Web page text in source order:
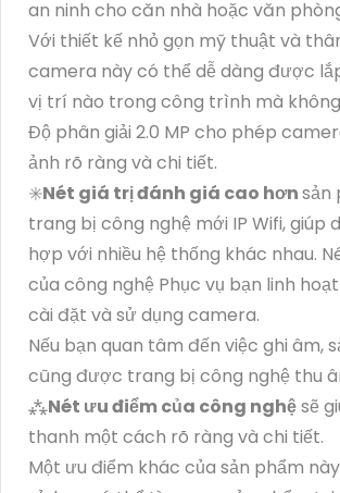
an ninh cho căn nhà hoặc văn
Với thiết kế nhỏ gọn mỹ thuật và
camera này có thể dễ dàng được
vị trí nào trong công trình mà
Độ phân giải 2.0 MP cho phép
ảnh rõ ràng và chi tiết.
✳️Nét giá trị đánh giá cao hơnsản
trang bị công nghệ mới IP Wifi, giúp
hợp với nhiều hệ thống khác nhau.
của công nghệ Phục vụ bạn linh
cài đặt và sử dụng camera.
Nếu bạn quan tâm đến việc ghi âm,
cũng được trang bị công nghệ thu
⁂Nét ưu điểm của công nghệsẽ
thanh một cách rõ ràng và chi tiết.
Một ưu điểm khác của sản phẩm